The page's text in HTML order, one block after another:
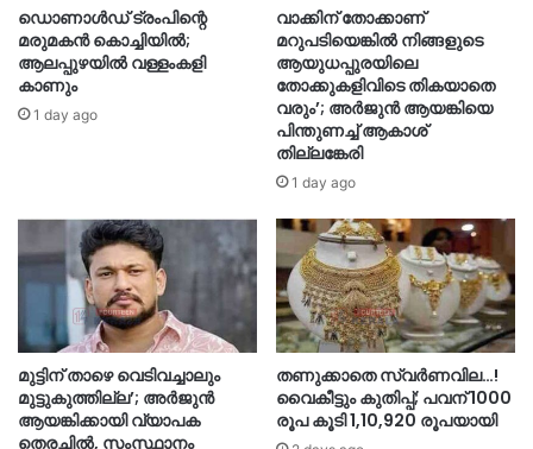
ഡൊണാൾഡ് ട്രംപിന്റെ
മരുമകൻ കൊച്ചിയിൽ;
ആലപ്പുഴയിൽ വള്ളംകളി
കാണും
1 day ago
വാക്കിന് തോക്കാണ്
മറുപടിയെങ്കില്‍ നിങ്ങളുടെ
ആയുധപ്പുരയിലെ
തോക്കുകളിവിടെ തികയാതെ
വരും’; അര്‍ജുന്‍ ആയങ്കിയെ
പിന്തുണച്ച് ആകാശ്
തില്ലങ്കേരി
1 day ago
മുട്ടിന് താഴെ വെടിവച്ചാലും
മുട്ടുകുത്തില്ല’; അർജുൻ
ആയങ്കിക്കായി വ്യാപക
തെരച്ചിൽ, സംസ്ഥാനം
തണുക്കാതെ സ്വർണവില…!
വൈകീട്ടും കുതിപ്പ്; പവന് 1000
രൂപ കൂടി 1,10,920 രൂപയായി